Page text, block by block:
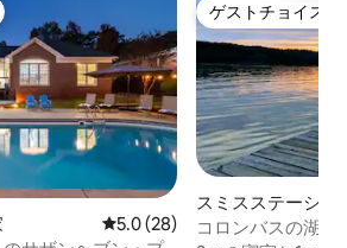
スです。
レビュー28件、5つ星中5.0つ
5.0 (28)
ゲストチョイス
ゲストチョイス
スミスステーショ
ージ
コロンバスの湖